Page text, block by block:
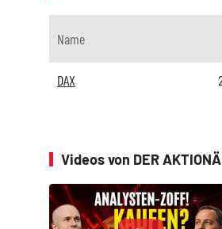
Name
DAX
Videos von DER